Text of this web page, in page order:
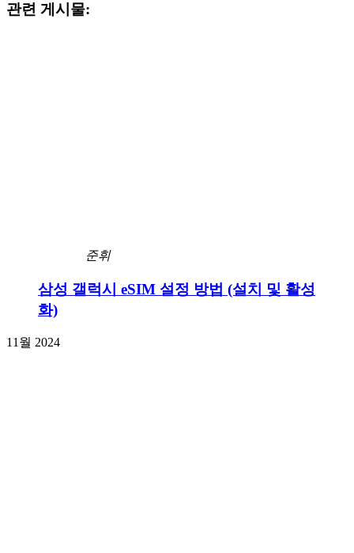
관련 게시물:
준휘
삼성 갤럭시 eSIM 설정 방법 (설치 및 활성
화)
11월 2024